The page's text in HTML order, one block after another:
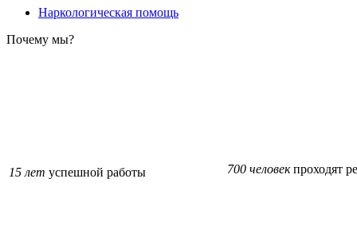
Наркологическая помощь
Почему мы?
15 лет успешной работы 700 человекпроходят